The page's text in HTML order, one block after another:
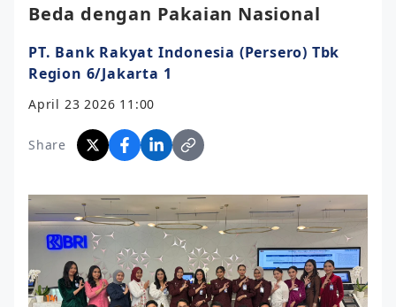
Beda dengan Pakaian Nasional
PT. Bank Rakyat Indonesia (Persero) Tbk
Region 6/Jakarta 1
April 23 2026 11:00
Share